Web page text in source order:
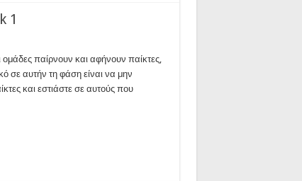
1
παίρνουν και αφήνουν παίκτες,
σε αυτήν τη φάση είναι να μην
και εστιάστε σε αυτούς που